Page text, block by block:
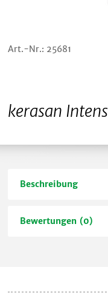
Art.-Nr.: 25681
kerasan
Beschreibung
Bewertungen (0)